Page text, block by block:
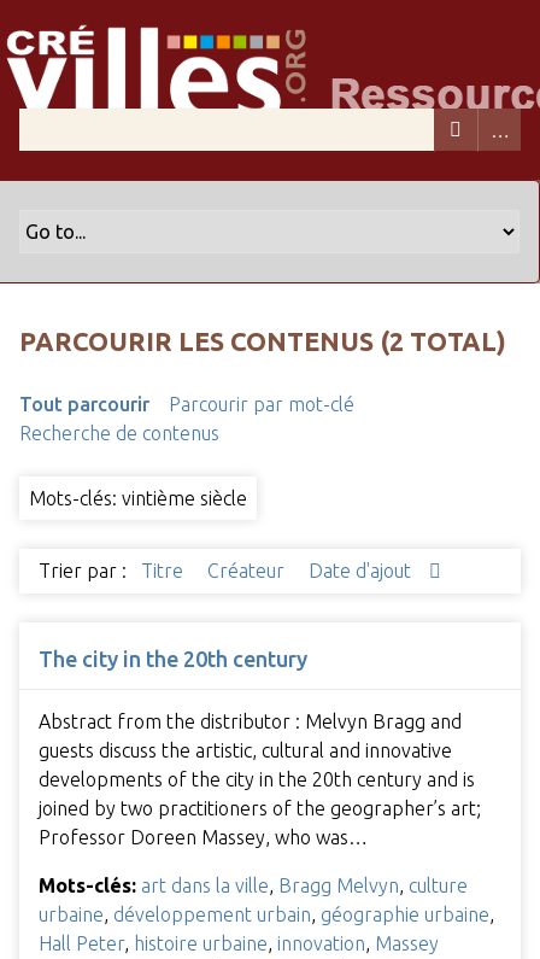
PARCOURIR LES CONTENUS (2 TOTAL)
Tout parcourir
Parcourir par mot-clé
Recherche de contenus
Mots-clés: vintième siècle
Trier par : Titre Créateur Date d'ajout
The city in the 20th century
Abstract from the distributor : Melvyn Bragg and
guests discuss the artistic, cultural and innovative
developments of the city in the 20th century and is
joined by two practitioners of the geographer’s art;
Professor Doreen Massey, who was…
Mots-clés: art dans la ville Bragg Melvyn culture
urbaine développement urbain géographie urbaine
Hall Peter, histoire urbaine innovation Massey